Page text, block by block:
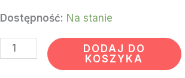
Dostępność: Na stanie
DODAJ DO
KOSZYKA